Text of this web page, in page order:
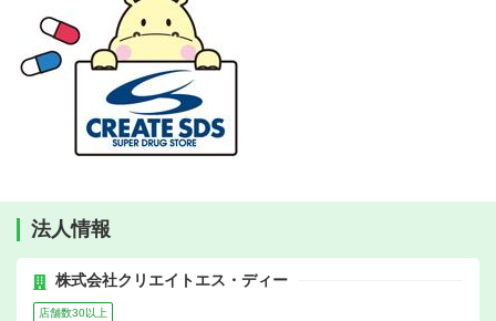
法人情報
株式会社クリエイトエス・ディー
店舗数30以上